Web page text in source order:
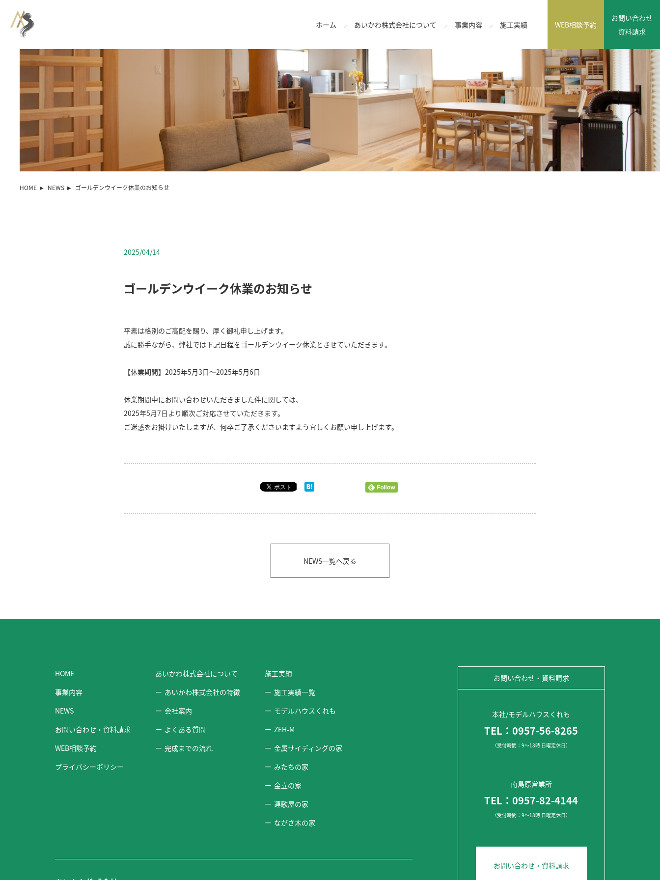
ホーム あいかわ株式会社について 事業内容 施工実績 WEB相談予約
お問い合わせ
資料請求
HOME NEWS ゴールデンウイーク休業のお知らせ
2025/04/14
ゴールデンウイーク休業のお知らせ
平素は格別のご高配を賜り、厚く御礼申し上げます。
誠に勝手ながら、弊社では下記日程をゴールデンウイーク休業とさせていただきます。
【休業期間】2025年5月3日～2025年5月6日
休業期間中にお問い合わせいただきました件に関しては、
2025年5月7日より順次ご対応させていただきます。
ご迷惑をお掛けいたしますが、何卒ご了承くださいますよう宜しくお願い申し上げます。
NEWS一覧へ戻る
HOME
事業内容
NEWS
お問い合わせ・資料請求
WEB相談予約
プライバシーポリシー
あいかわ株式会社について
あいかわ株式会社の特徴
会社案内
よくある質問
完成までの流れ
施工実績
施工実績一覧
モデルハウスくれも
ZEH-M
金属サイディングの家
みたちの家
金立の家
連歌屋の家
ながさ木の家
お問い合わせ・資料請求
本社/モデルハウスくれも
TEL：0957-56-8265
（受付時間：9～18時 日曜定休日）
南島原営業所
TEL：0957-82-4144
（受付時間：9～18時 日曜定休日）
お問い合わせ・資料請求